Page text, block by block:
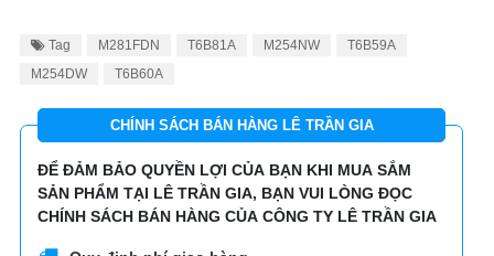
Tag M281FDN T6B81A M254NW
T6B59A
M254DW
T6B60A
CHÍNH SÁCH BÁN HÀNG LÊ TRẦN GIA
ĐỂ ĐẢM BẢO QUYỀN LỢI CỦA BẠN KHI MUA SẮM
SẢN PHẨM TẠI LÊ TRẦN GIA, BẠN VUI LÒNG ĐỌC
CHÍNH SÁCH BÁN HÀNG CỦA CÔNG TY LÊ TRẦN GIA